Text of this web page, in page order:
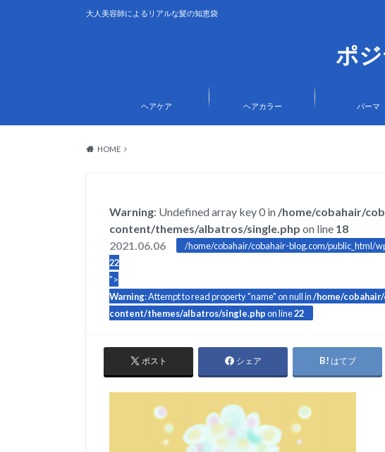
ポ
大人美容師によるリアルな髪の知恵袋
ヘアケア ヘアカラー パーマ
HOME
Warning: Undefined array key 0 in /home/cobahair/
content/themes/albatros/single.php on line 18
2021.06.06
/home/cobahair/cobahair-blog.com/public_html/
22
">
Warning: Attempt to read property "name" on null in/home/
content/themes/albatros/single.phpon line22
ポスト シェア はてブ